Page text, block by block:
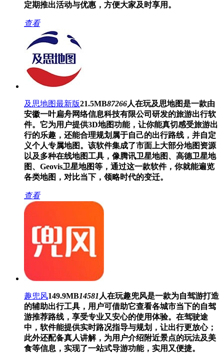
定期推出活动与优惠，方便大家及时享用。
查看
及思地图最新版21.5MB87266人在玩及思地图是一款由
安徽一叶扁舟网络信息科技有限公司研发的旅游出行软
件。它为用户提供3D地图功能，让你能真切感受旅游出
行的乐趣，还能合理规划属于自己的出行路线，并自定
义个人专属地图。该软件集成了市面上大部分地图资源
以及多种在线地图工具，像腾讯卫星地图、高德卫星地
图、Geovis卫星地图等，通过这一款软件，你就能遍览
各类地图，对比当下，领略时代的变迁。
查看
趣兜风149.9MB14581 人在玩趣兜风是一款为自驾游打造
的辅助出行工具，用户可借助它查看各城市当下的自驾
游推荐路线，享受专业又安心的使用体验。在驾驶途
中，软件能提供实时路况指导与规划，让出行更放心；
此外还配备真人讲解，为用户介绍附近景点的玩法及美
食等信息，实现了一站式导游功能，实用又便捷。